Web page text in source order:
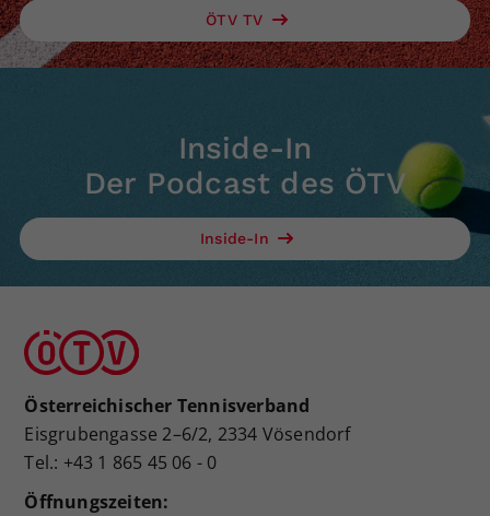
ÖTV TV
Inside-In
Der Podcast des ÖTV
Inside-In
Österreichischer Tennisverband
Eisgrubengasse 2–6/2, 2334 Vösendorf
Tel.: +43 1 865 45 06 - 0
Öffnungszeiten: